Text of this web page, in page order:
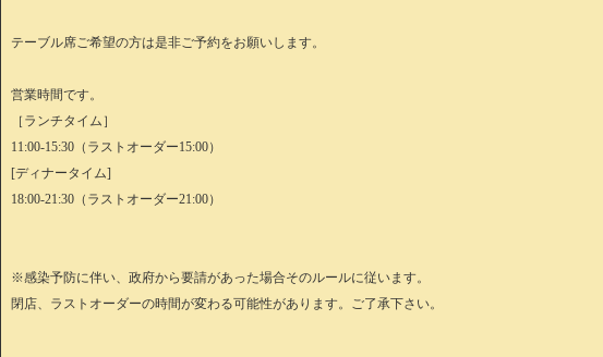
テーブル席ご希望の方は是非ご予約をお願いします。
営業時間です。
［ランチタイム］
11:00-15:30（ラストオーダー15:00）
[ディナータイム]
18:00-21:30（ラストオーダー21:00）
※感染予防に伴い、政府から要請があった場合そのルールに従います。
閉店、ラストオーダーの時間が変わる可能性があります。ご了承下さい。